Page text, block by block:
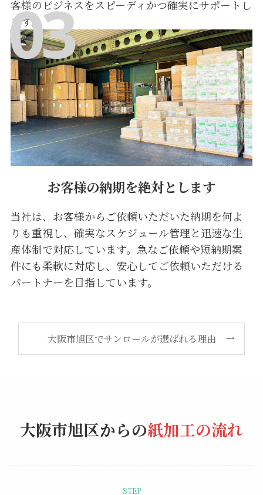
客様のビジネスをスピーディかつ確実にサポートし
ます。
お客様の納期を絶対とします
当社は、お客様からご依頼いただいた納期を何よ
りも重視し、確実なスケジュール管理と迅速な生
産体制で対応しています。急なご依頼や短納期案
件にも柔軟に対応し、安心してご依頼いただける
パートナーを目指しています。
大阪市旭区でサンロールが選ばれる理由
大阪市旭区からの紙加工の流れ
STEP